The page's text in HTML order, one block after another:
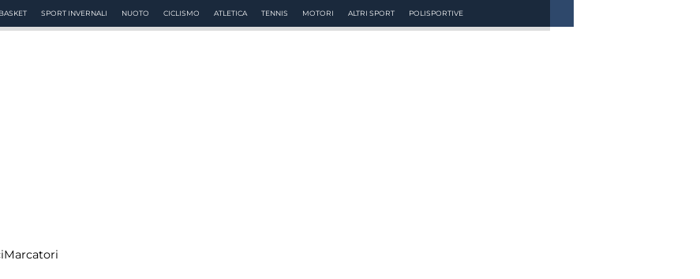
BASKET SPORT INVERNALI NUOTO CICLISMO ATLETICA TENNIS MOTORI ALTRI SPORT POLISPORTIVE
Marcatori